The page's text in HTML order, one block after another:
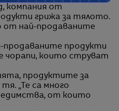
компания от
грижа за тялото.
от най-продаваните
продаваните продукти
чорапи, които струват
продуктите за
„Те са много
от които